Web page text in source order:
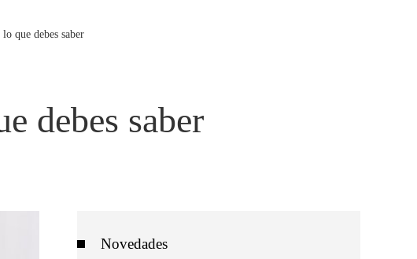
que debes saber
debes saber
Novedades